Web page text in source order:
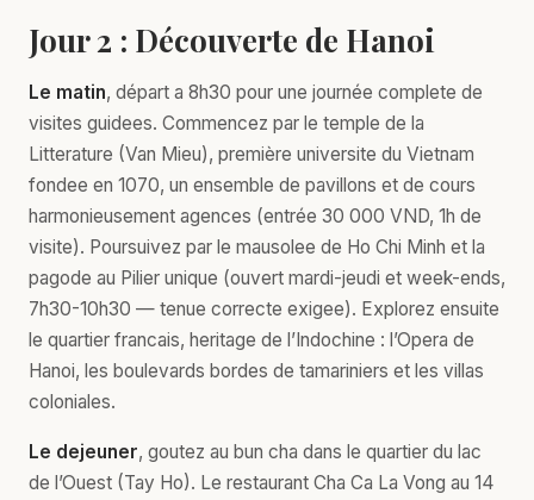
Jour 2 : Découverte de Hanoi
Le matin, départ a 8h30 pour une journée complete de
visites guidees. Commencez par le temple de la
Litterature (Van Mieu), première universite du Vietnam
fondee en 1070, un ensemble de pavillons et de cours
harmonieusement agences (entrée 30 000 VND, 1h de
visite). Poursuivez par le mausolee de Ho Chi Minh et la
pagode au Pilier unique (ouvert mardi-jeudi et week-ends,
7h30-10h30 — tenue correcte exigee). Explorez ensuite
le quartier francais, heritage de l’Indochine : l’Opera de
Hanoi, les boulevards bordes de tamariniers et les villas
coloniales.
Le dejeuner, goutez au bun cha dans le quartier du lac
de l’Ouest (Tay Ho). Le restaurant Cha Ca La Vong au 14